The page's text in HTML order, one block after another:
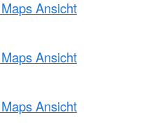
Ansicht
Ansicht
Ansicht